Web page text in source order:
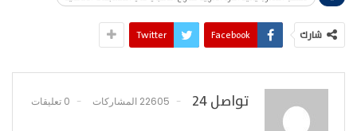
شارك Facebook
Twitter
تواصل 24 22605 المشاركات 0 تعليقات